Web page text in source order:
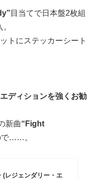
目当てで日本盤2枚組
トにステッカーシート
ディションを強くお勧
新曲“Fight
で……。
(レジェンダリー・エ